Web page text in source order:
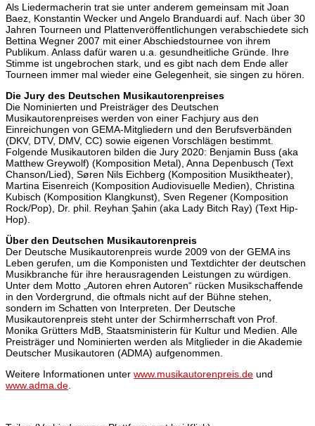
Als Liedermacherin trat sie unter anderem gemeinsam mit Joan
Baez, Konstantin Wecker und Angelo Branduardi auf. Nach über 30
Jahren Tourneen und Plattenveröffentlichungen verabschiedete sich
Bettina Wegner 2007 mit einer Abschiedstournee von ihrem
Publikum. Anlass dafür waren u.a. gesundheitliche Gründe. Ihre
Stimme ist ungebrochen stark, und es gibt nach dem Ende aller
Tourneen immer mal wieder eine Gelegenheit, sie singen zu hören.
Die Jury des Deutschen Musikautorenpreises
Die Nominierten und Preisträger des Deutschen
Musikautorenpreises werden von einer Fachjury aus den
Einreichungen von GEMA-Mitgliedern und den Berufsverbänden
(DKV, DTV, DMV, CC) sowie eigenen Vorschlägen bestimmt.
Folgende Musikautoren bilden die Jury 2020: Benjamin Buss (aka
Matthew Greywolf) (Komposition Metal), Anna Depenbusch (Text
Chanson/Lied), Søren Nils Eichberg (Komposition Musiktheater),
Martina Eisenreich (Komposition Audiovisuelle Medien), Christina
Kubisch (Komposition Klangkunst), Sven Regener (Komposition
Rock/Pop), Dr. phil. Reyhan Şahin (aka Lady Bitch Ray) (Text Hip-
Hop).
Über den Deutschen Musikautorenpreis
Der Deutsche Musikautorenpreis wurde 2009 von der GEMA ins
Leben gerufen, um die Komponisten und Textdichter der deutschen
Musikbranche für ihre herausragenden Leistungen zu würdigen.
Unter dem Motto „Autoren ehren Autoren“ rücken Musikschaffende
in den Vordergrund, die oftmals nicht auf der Bühne stehen,
sondern im Schatten von Interpreten. Der Deutsche
Musikautorenpreis steht unter der Schirmherrschaft von Prof.
Monika Grütters MdB, Staatsministerin für Kultur und Medien. Alle
Preisträger und Nominierten werden als Mitglieder in die Akademie
Deutscher Musikautoren (ADMA) aufgenommen.
Weitere Informationen unter www.musikautorenpreis.de und
www.adma.de